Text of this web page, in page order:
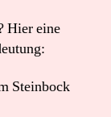
Hier eine
Steinbock